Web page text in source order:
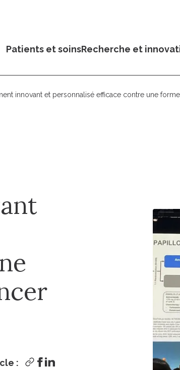
Patients et soinsRecherche et
innovant et personnalisé efficace contre une
: